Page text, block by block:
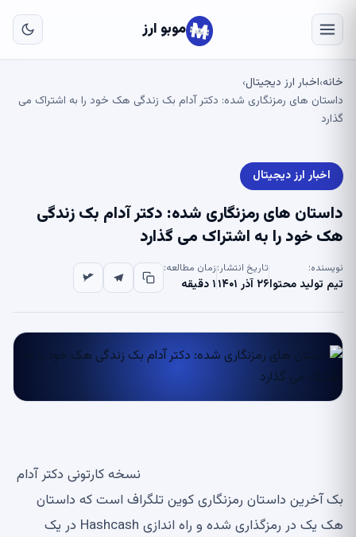
موبو ارز
خانه›اخبار ارز دیجیتال›
داستان های رمزنگاری شده: دکتر آدام بک زندگی هک خود را به اشتراک می
گذارد
اخبار ارز دیجیتال
داستان های رمزنگاری شده: دکتر آدام بک زندگی
هک خود را به اشتراک می گذارد
نویسنده:
تیم تولید محتوا
تاریخ انتشار:
۲۶ آذر ۱۴۰۱
زمان مطالعه:
۱ دقیقه
نسخه کارتونی دکتر آدام
بک آخرین داستان رمزنگاری کوین تلگراف است که داستان
هک یک در رمزگذاری شده و راه اندازی Hashcash در یک